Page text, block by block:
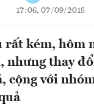
17:06, 07/09/2018
rất kém, hôm
nhưng thay
cộng với